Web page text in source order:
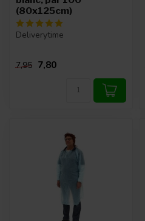
(80x125cm)
Deliverytime
7,95 7,80